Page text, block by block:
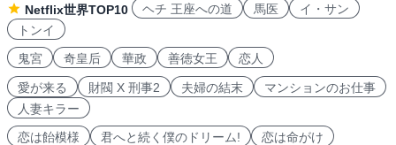
Netflix世界TOP10
ヘチ 王座への道 馬医
イ・サン
トンイ
鬼宮
奇皇后 華政 善徳女王 恋人
愛が来る 財閥 X 刑事2 夫婦の結末
マンションのお仕事
人妻キラー
恋は飴模様
君へと続く僕のドリーム!
恋は命がけ